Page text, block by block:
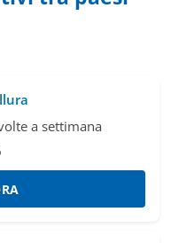
a settimana